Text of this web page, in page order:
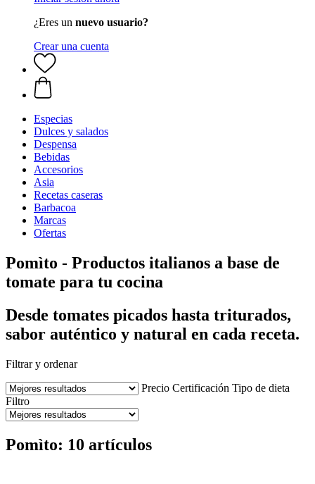
¿Eres un nuevo usuario?
Crear una cuenta
Especias
Dulces y salados
Despensa
Bebidas
Accesorios
Asia
Recetas caseras
Barbacoa
Marcas
Ofertas
Pomìto - Productos italianos a base de
tomate para tu cocina
Desde tomates picados hasta triturados,
sabor auténtico y natural en cada receta.
Filtrar y ordenar
Precio Certificación Tipo de dieta
Filtro
Pomìto: 10 artículos